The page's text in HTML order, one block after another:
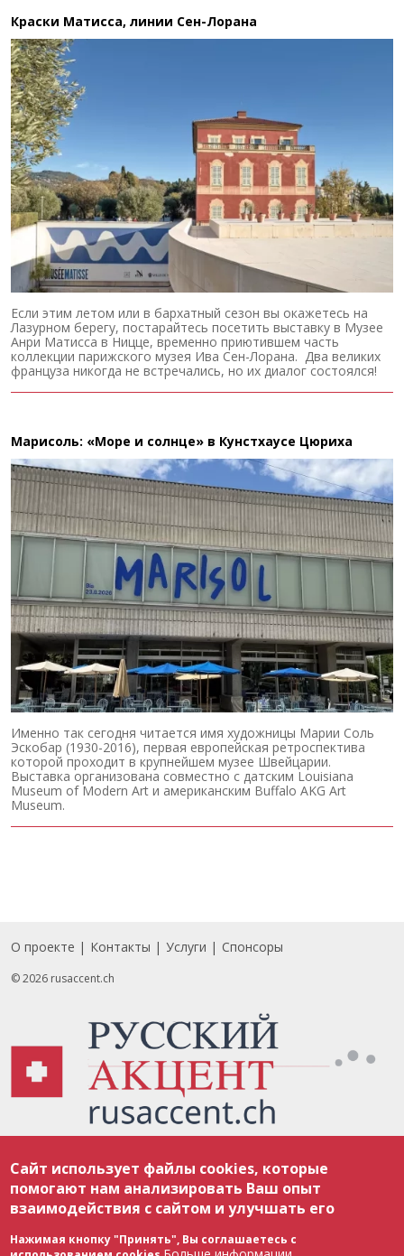
Краски Матисса, линии Сен-Лорана
Если этим летом или в бархатный сезон вы окажетесь на
Лазурном берегу, постарайтесь посетить выставку в Музее
Анри Матисса в Ницце, временно приютившем часть
коллекции парижского музея Ива Сен-Лорана. Два великих
француза никогда не встречались, но их диалог состоялся!
Марисоль: «Море и солнце» в Кунстхаусе Цюриха
Именно так сегодня читается имя художницы Марии Соль
Эскобар (1930-2016), первая европейская ретроспектива
которой проходит в крупнейшем музее Швейцарии.
Выставка организована совместно с датским Louisiana
Museum of Modern Art и американским Buffalo AKG Art
Museum.
Footer
О проекте Контакты Услуги Спонсоры
© 2026 rusaccent.ch
соответствии с законодательством Швейцарии об авторском праве и
международными соглашениями. Полное или частичное использование
материалов возможно только с разрешения редакции. В случае полного
или частичного воспроизведения материалов сайта rusaccent.ch,
ОБЯЗАТЕЛЬНА АКТИВНАЯ ГИПЕРССЫЛКА на конкретный заимствованный
текст. Фотоизображения, размещенные редакцией rusaccent.ch, являются
ее исключительной собственностью. Полное или частичное
Сайт использует файлы cookies, которые
помогают нам анализировать Ваш опыт
взаимодействия с сайтом и улучшать его
Нажимая кнопку "Принять", Вы соглашаетесь с